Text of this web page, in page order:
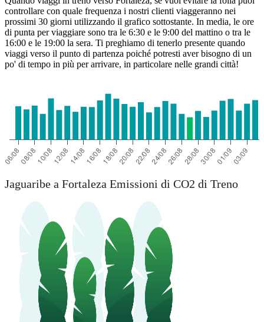
controllare con quale frequenza i nostri clienti viaggeranno nei
prossimi 30 giorni utilizzando il grafico sottostante. In media, le ore
di punta per viaggiare sono tra le 6:30 e le 9:00 del mattino o tra le
16:00 e le 19:00 la sera. Ti preghiamo di tenerlo presente quando
viaggi verso il punto di partenza poiché potresti aver bisogno di un
po' di tempo in più per arrivare, in particolare nelle grandi città!
Jaguaribe a Fortaleza Emissioni di CO2 di Treno